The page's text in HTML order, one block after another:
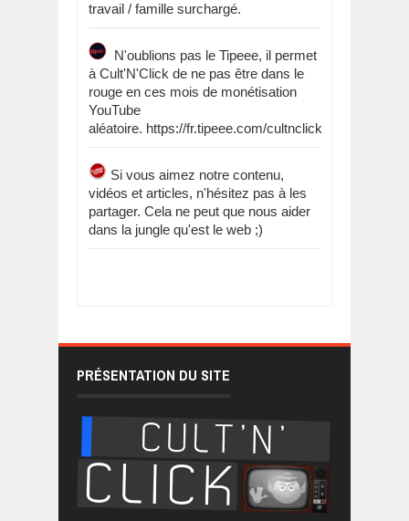
travail / famille surchargé.
N'oublions pas le Tipeee, il permet
à Cult'N'Click de ne pas être dans le
rouge en ces mois de monétisation
YouTube
aléatoire. https://fr.tipeee.com/cultnclick
Si vous aimez notre contenu,
vidéos et articles, n'hésitez pas à les
partager. Cela ne peut que nous aider
dans la jungle qu'est le web ;)
PRÉSENTATION DU SITE